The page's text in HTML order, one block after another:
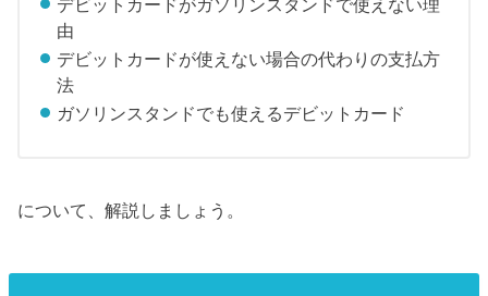
由
デビットカードが使えない場合の代わりの支払方
法
ガソリンスタンドでも使えるデビットカード
について、解説しましょう。